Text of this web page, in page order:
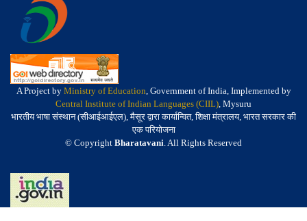
A Project by Ministry of Education, Government of India, Implemented by
Central Institute of Indian Languages (CIIL), Mysuru
भारतीय भाषा संस्थान (सीआईआईएल), मैसूर द्वारा कार्यान्वित, शिक्षा मंत्रालय, भारत सरकार की
एक परियोजना
© Copyright Bharatavani. All Rights Reserved